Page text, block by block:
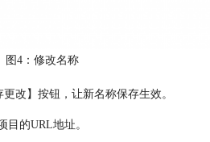
图4：修改名称
改】按钮，让新名称保存生效。
目的URL地址。